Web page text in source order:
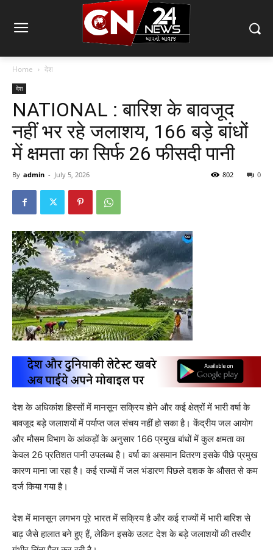
Home देश
देश
NATIONAL : बारिश के बावजूद
नहीं भर रहे जलाशय, 166 बड़े बांधों
में क्षमता का सिर्फ 26 फीसदी पानी
By admin - July 5, 2026 0
802
देश के अधिकांश हिस्सों में मानसून सक्रिय होने और कई क्षेत्रों में भारी वर्षा के
बावजूद बड़े जलाशयों में पर्याप्त जल संचय नहीं हो सका है। केंद्रीय जल आयोग
और मौसम विभाग के आंकड़ों के अनुसार 166 प्रमुख बांधों में कुल क्षमता का
केवल 26 प्रतिशत पानी उपलब्ध है। वर्षा का असमान वितरण इसके पीछे प्रमुख
कारण माना जा रहा है। कई राज्यों में जल भंडारण पिछले दशक के औसत से कम
दर्ज किया गया है।
देश में मानसून लगभग पूरे भारत में सक्रिय है और कई राज्यों में भारी बारिश से
बाढ़ जैसे हालात बने हुए हैं, लेकिन इसके उलट देश के बड़े जलाशयों की तस्वीर